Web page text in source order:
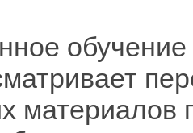
материалов